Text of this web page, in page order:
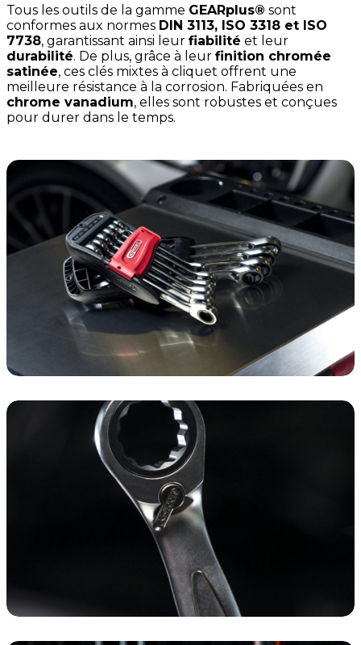
Tous les outils de la gamme GEARplus® sont
conformes aux normes DIN 3113, ISO 3318 et ISO
7738, garantissant ainsi leur fiabilité et leur
durabilité. De plus, grâce à leur finition chromée
satinée, ces clés mixtes à cliquet offrent une
meilleure résistance à la corrosion. Fabriquées en
chrome vanadium, elles sont robustes et conçues
pour durer dans le temps.